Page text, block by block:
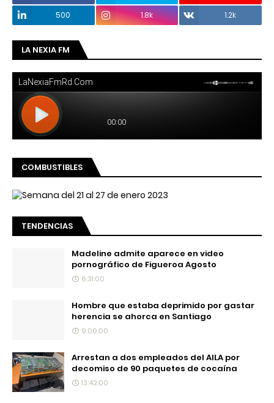
500
1.8k 1.2k
LA NEXIA FM
COMBUSTIBLES
TENDENCIAS
Madeline admite aparece en video
pornográfico de Figueroa Agosto
6:31:00
Hombre que estaba deprimido por gastar
herencia se ahorca en Santiago
9:00:00
Arrestan a dos empleados del AILA por
decomiso de 90 paquetes de cocaína
13:42:00